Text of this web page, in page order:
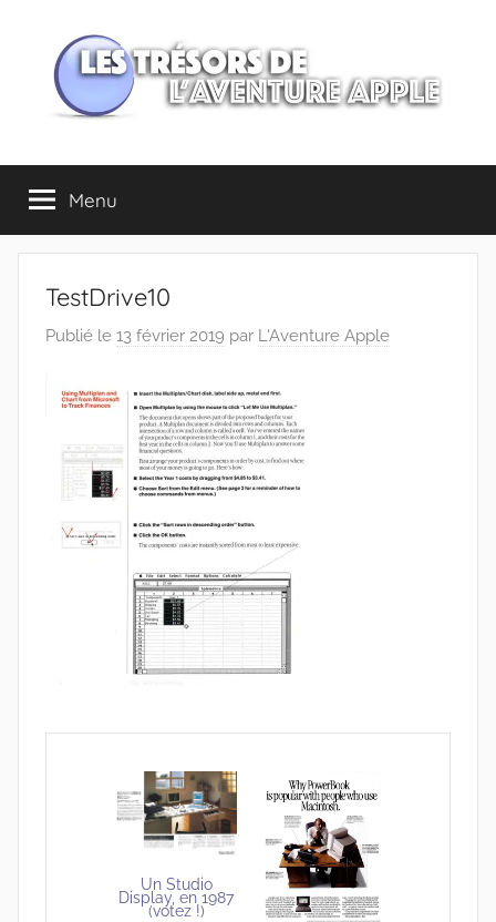
contenu
Les
trésors
de
l'Aventure
Apple
Menu
TestDrive10
Publié le 13 février 2019 par L'Aventure Apple
Un Studio
Display, en 1987
(votez !)